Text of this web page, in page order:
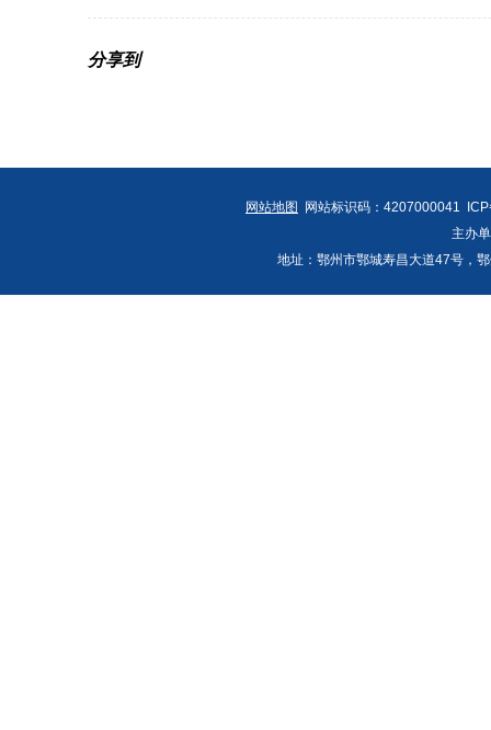
分享到
网站地图
网站标识码：4207000041
主办
地址：鄂州市鄂城寿昌大道47号，